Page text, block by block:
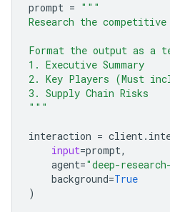
prompt = """
Research the
Format the output as a
1. Executive Summary
2. Key Players (Must
3. Supply Chain Risks
"""
interaction = client.
input=prompt,
agent="deep-
background=True
)